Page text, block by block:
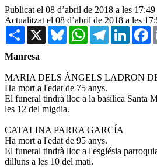
Publicat el 08 d’abril de 2018 a les 17:49
Actualitzat el 08 d’abril de 2018 a les
Share X BlueskyWhatsAppTelegram
Manresa
MARIA DELS ÀNGELS LADRON
Ha mort a l'edat de 75 anys.
El funeral tindrà lloc a la basílica Santa
les 12 del migdia.
CATALINA PARRA GARCÍA
Ha mort a l'edat de 95 anys.
El funeral tindrà lloc a l'església
dilluns a les 10 del matí.